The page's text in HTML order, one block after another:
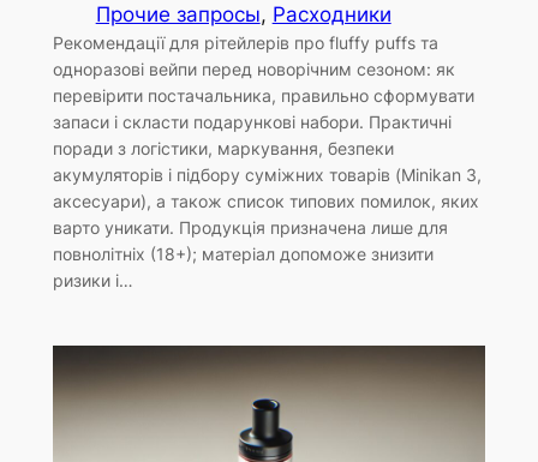
Прочие запросы, Расходники
Рекомендації для рітейлерів про fluffy puffs та
одноразові вейпи перед новорічним сезоном: як
перевірити постачальника, правильно сформувати
запаси і скласти подарункові набори. Практичні
поради з логістики, маркування, безпеки
акумуляторів і підбору суміжних товарів (Minikan 3,
аксесуари), а також список типових помилок, яких
варто уникати. Продукція призначена лише для
повнолітніх (18+); матеріал допоможе знизити
ризики і…